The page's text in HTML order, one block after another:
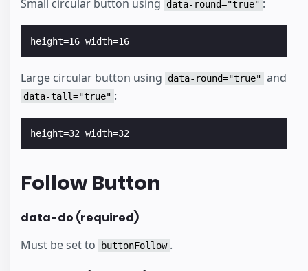
Small circular button using data-round="true" :
Large circular button using data-round="true" and
data-tall="true" :
Follow Button
data-do (required)
Must be set to buttonFollow .